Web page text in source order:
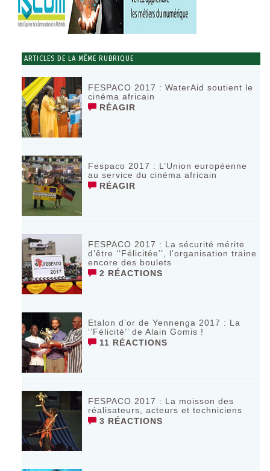
ARTICLES DE LA MÊME RUBRIQUE
FESPACO 2017 : WaterAid soutient le
cinéma africain
RÉAGIR
Fespaco 2017 : L’Union européenne
au service du cinéma africain
RÉAGIR
FESPACO 2017 : La sécurité mérite
d’être ‘’Félicitée’’, l’organisation traine
encore des boulets
2 RÉACTIONS
Etalon d’or de Yennenga 2017 : La
‘’Félicité’’ de Alain Gomis !
11 RÉACTIONS
FESPACO 2017 : La moisson des
réalisateurs, acteurs et techniciens
3 RÉACTIONS